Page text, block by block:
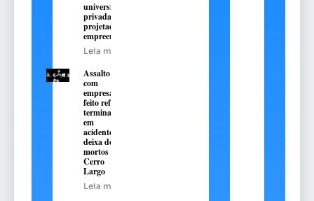
universidade
privada do RS
projetada para o
empreendedorismo
Leia mais
Assalto
com
empresário
feito refém
termina
em
acidente e
deixa dois
mortos em
Cerro
Largo
Leia mais